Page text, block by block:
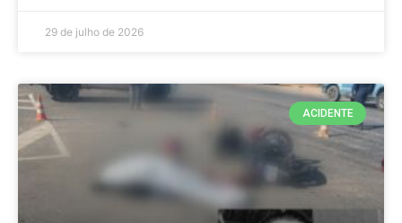
29 de julho de 2026
ACIDENTE